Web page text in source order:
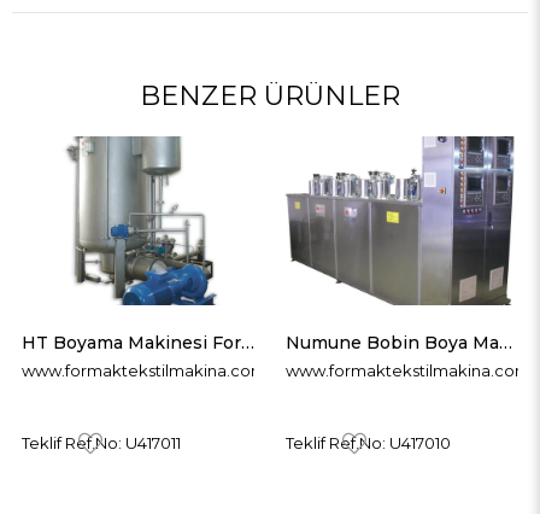
BENZER ÜRÜNLER
HT Boyama Makinesi Formak Makina
www.formaktekstilmakina.com
Teklif Ref.No: U417011
Numune Bobin Boya Makinesi Formak Makina
www.formaktekstilmakina.com
Teklif Ref.No: U417010